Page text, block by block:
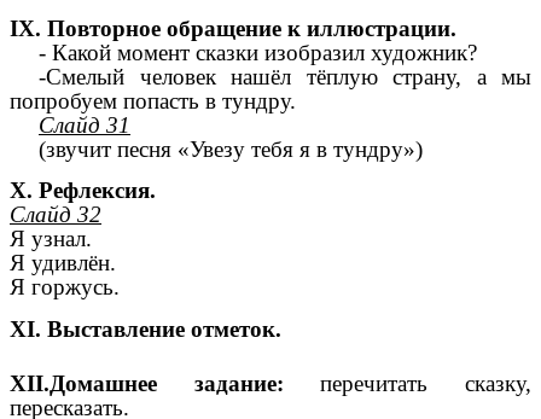
IX. Повторное обращение к иллюстрации.
- Какой момент сказки изобразил художник?
-Смелый человек нашёл тёплую страну, а мы
попробуем попасть в тундру.
Слайд 31
(звучит песня «Увезу тебя я в тундру»)
X. Рефлексия.
Слайд 32
Я узнал.
Я удивлён.
Я горжусь.
XI. Выставление отметок.
XII.Домашнее задание:перечитать сказку,
пересказать.